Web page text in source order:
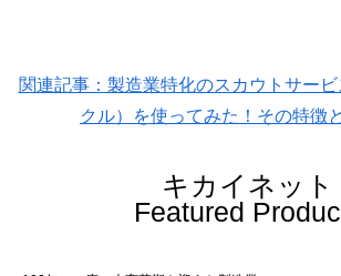
関連記事：製造業特化のスカウトサー
クル）を使ってみた！その特徴
キカイネット
Featured